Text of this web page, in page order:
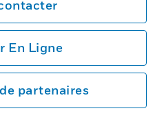
En Ligne
partenaires